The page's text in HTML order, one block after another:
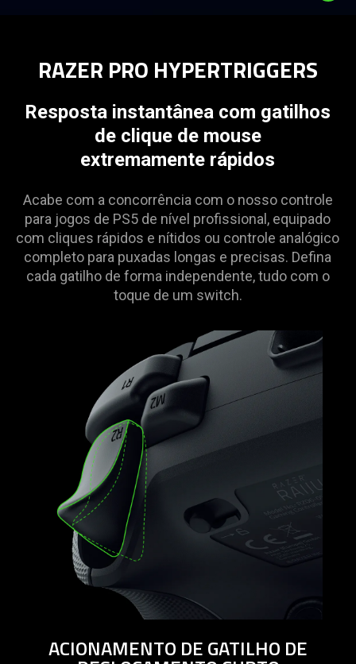
needed:
visuals
support
what
spoken;
RAZER PRO HYPERTRIGGERS
Resposta instantânea com gatilhos
de clique de mouse
extremamente rápidos
Acabe com a concorrência com o nosso controle
para jogos de PS5 de nível profissional, equipado
com cliques rápidos e nítidos ou controle analógico
completo para puxadas longas e precisas. Defina
cada gatilho de forma independente, tudo com o
toque de um switch.
ACIONAMENTO DE GATILHO DE